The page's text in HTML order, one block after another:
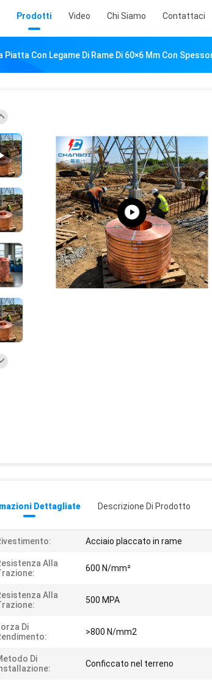
Prodotti Video Chi Siamo Contattaci
Piatta Con Legame Di Rame Di 60×6 Mm Con
Dettagliate Descrizione Di Prodotto
Acciaio placcato in rame
Alla
600 N/mm²
Alla
500 MPA
Di
>800 N/mm2
Di
Conficcato nel terreno